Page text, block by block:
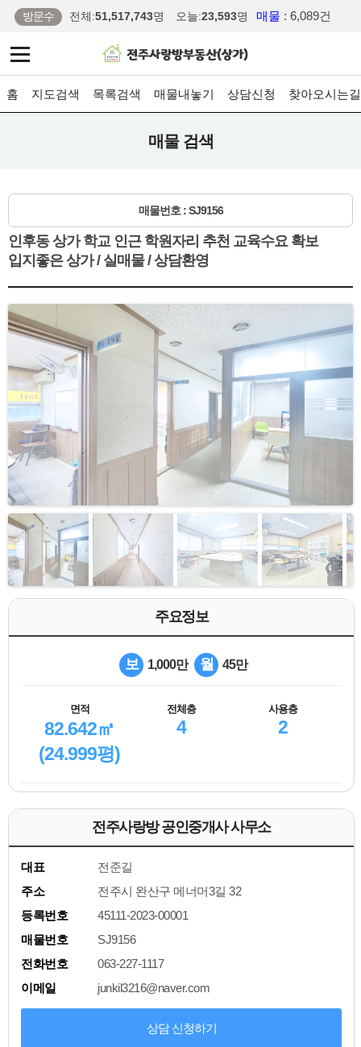
방문수 전체:51,517,743명 오늘:23,593명 매물 : 6,089건
홈 지도검색 목록검색 매물내놓기 상담신청 찾아오시는길
매물 검색
매물번호 : SJ9156
인후동 상가 학교 인근 학원자리 추천 교육수요 확보
입지좋은 상가 / 실매물 / 상담환영
주요정보
보 1,000만 월 45만
면적
82.642㎡
(24.999평)
전체층
4
사용층
2
전주사랑방 공인중개사 사무소
대표
전준길
주소
전주시 완산구 메너머3길 32
등록번호
45111-2023-00001
매물번호
SJ9156
전화번호
063-227-1117
이메일
junkil3216@naver.com
상담 신청하기